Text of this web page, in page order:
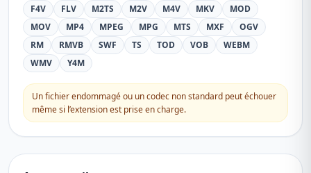
F4V
FLV M2TS M2V M4V MKV
MOD
MOV
MP4 MPEG MPG MTS MXF
OGV
RM
RMVB SWF TS TOD VOB
WEBM
WMV
Y4M
Un fichier endommagé ou un codec non standard peut échouer
même si l’extension est prise en charge.